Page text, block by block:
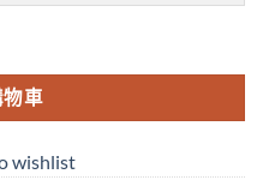
車
wishlist